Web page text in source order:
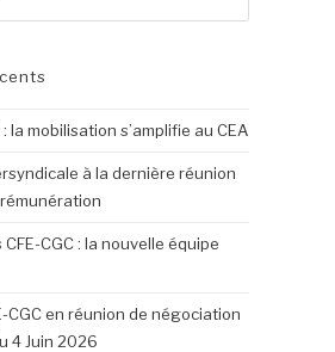
la mobilisation s’amplifie au CEA
à la dernière réunion
CGC : la nouvelle équipe
CGC en réunion de négociation
4 Juin 2026